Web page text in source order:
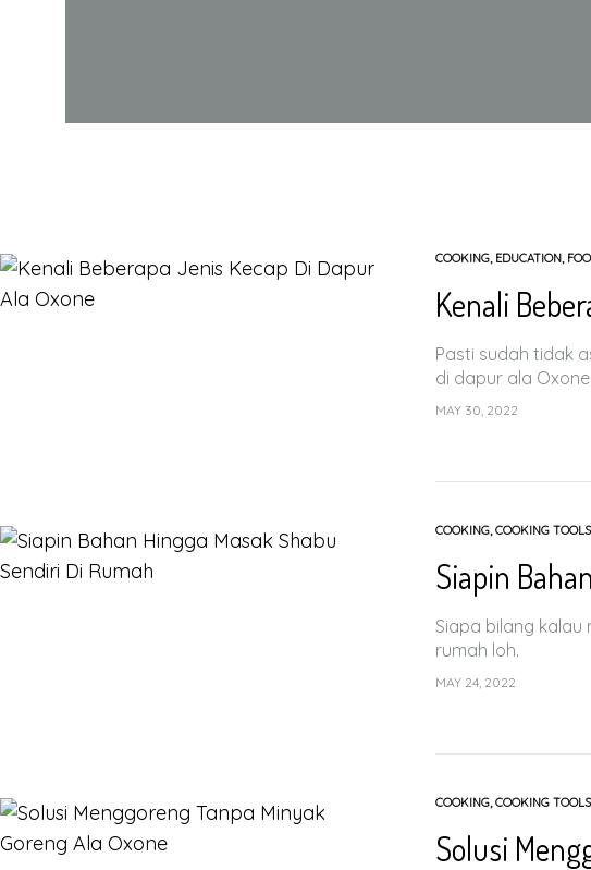
COOKING, EDUCATION,
Kenali
Pasti sudah tidak
di dapur ala Oxone
MAY 30, 2022
COOKING,COOKING TOOLS
Siapin
Siapa bilang kalau
rumah loh.
MAY 24, 2022
COOKING,COOKING TOOLS
Solusi